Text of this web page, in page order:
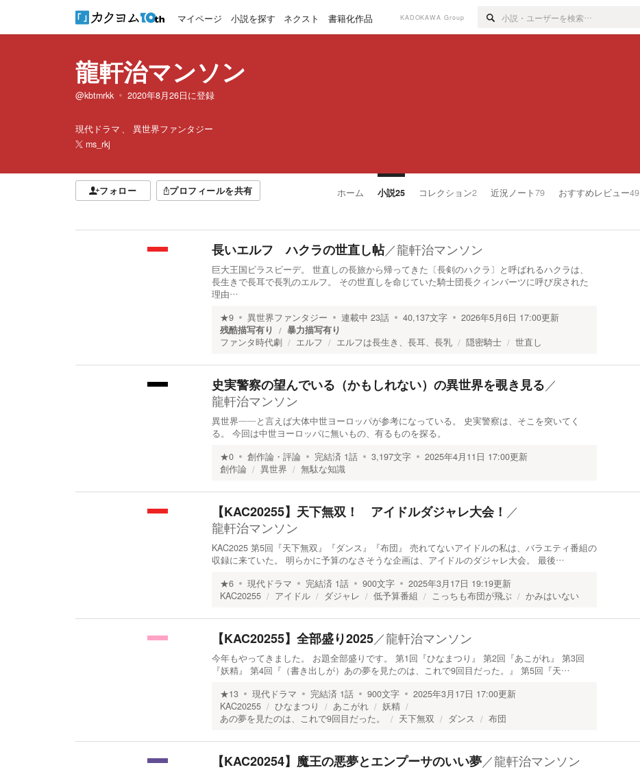
マイページ 小説を探す ネクスト 書籍化作品 KADOKAWA Group
龍軒治マンソン
@kbtmrkk 2020年8月26日に登録
現代ドラマ
異世界ファンタジー
ms_rkj
フォロー プロフィールを共有 ホーム 小説25 コレクション2 近況ノート79 おすすめレビュー49
長いエルフ ハクラの世直し帖／龍軒治マンソン
巨大王国ビラスビーデ。 世直しの長旅から帰ってきた〔長剣のハクラ〕と呼ばれるハクラは、
長生きで長耳で長乳のエルフ。 その世直しを命じていた騎士団長クィンバーツに呼び戻された
理由…
★9 異世界ファンタジー 連載中 23話 40,137文字 2026年5月6日 17:00更新
残酷描写有り
暴力描写有り
ファンタ時代劇
エルフ エルフは長生き、長耳、長乳 隠密騎士 世直し
史実警察の望んでいる（かもしれない）の異世界を覗き見る／
龍軒治マンソン
異世界――と言えば大体中世ヨーロッパが参考になっている。 史実警察は、そこを突いてく
る。 今回は中世ヨーロッパに無いもの、有るものを探る。
★0 創作論・評論 完結済 1話 3,197文字 2025年4月11日 17:00更新
創作論
異世界 無駄な知識
【KAC20255】天下無双！ アイドルダジャレ大会！ ／
龍軒治マンソン
KAC2025 第5回『天下無双』『ダンス』『布団』 売れてないアイドルの私は、バラエティ番組の
収録に来ていた。 明らかに予算のなさそうな企画は、アイドルのダジャレ大会。 最後…
★6 現代ドラマ 完結済 1話 900文字 2025年3月17日 19:19更新
KAC20255
アイドル ダジャレ 低予算番組 こっちも布団が飛ぶ かみはいない
【KAC20255】全部盛り2025／龍軒治マンソン
今年もやってきました。 お題全部盛りです。 第1回『ひなまつり』 第2回『あこがれ』 第3回
『妖精』 第4回『（書き出しが）あの夢を見たのは、これで9回目だった。』 第5回『天…
★13 現代ドラマ 完結済 1話 900文字 2025年3月17日 17:00更新
KAC20255
ひなまつり あこがれ
妖精
あの夢を見たのは、これで9回目だった。
天下無双 ダンス 布団
【KAC20254】魔王の悪夢とエンプーサのいい夢／龍軒治マンソン